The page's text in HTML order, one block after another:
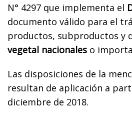
N° 4297 que implementa el
documento válido para el
productos, subproductos y
vegetal nacionales o
Las disposiciones de la
resultan de aplicación a
diciembre de 2018.